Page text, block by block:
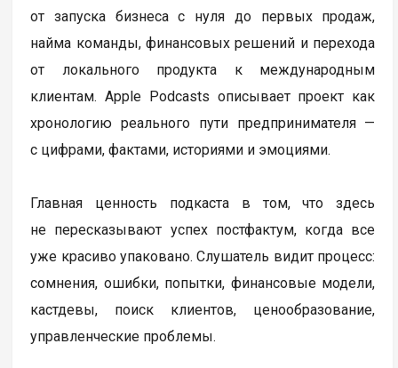
от запуска бизнеса с нуля до первых продаж,
найма команды, финансовых решений и перехода
от локального продукта к международным
клиентам. Apple Podcasts описывает проект как
хронологию реального пути предпринимателя —
с цифрами, фактами, историями и эмоциями.
Главная ценность подкаста в том, что здесь
не пересказывают успех постфактум, когда все
уже красиво упаковано. Слушатель видит процесс:
сомнения, ошибки, попытки, финансовые модели,
кастдевы, поиск клиентов, ценообразование,
управленческие проблемы.